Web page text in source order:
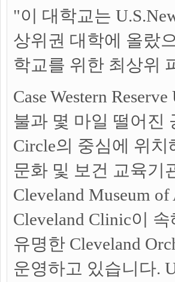
"이 대학교는
상위권 대학에 올랐
학교를 위한 최상위
Case Western
불과 몇 마일 떨어진
Circle의 중심에 위
문화 및 보건 교육기
Cleveland Museum
Cleveland Clinic이
유명한 Cleveland
운영하고 있습니다.